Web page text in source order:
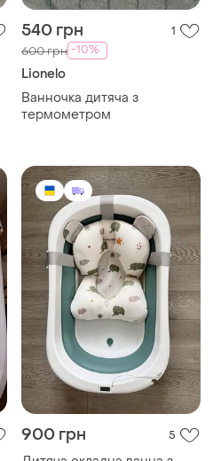
540 грн 1
600 грн -10%
Lionelo
Ванночка дитяча з
термометром
900 грн 5